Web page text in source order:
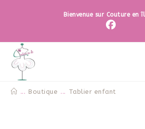
Bienvenue sur Couture en
... Boutique ... Tablier enfant